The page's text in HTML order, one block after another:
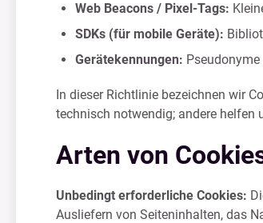
Web Beacons / Pixel-Tags:
SDKs (für mobile Geräte):
Gerätekennungen:
In dieser Richtlinie bezeichnen wir
technisch notwendig; andere helfen
Arten von
Unbedingt erforderliche Cookies:
Ausliefern von Seiteninhalten, das